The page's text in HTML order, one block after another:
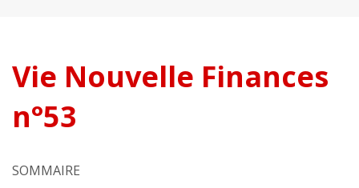
Vie Nouvelle Finances
n°53
SOMMAIRE